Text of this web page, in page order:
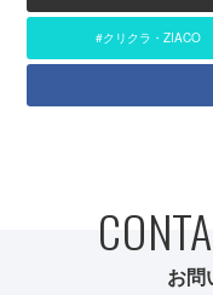
#クリクラ・ZIACO
お問